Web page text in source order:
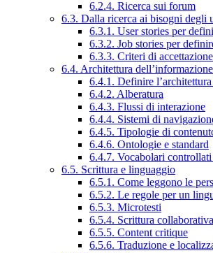
6.2.4. Ricerca sui forum
6.3. Dalla ricerca ai bisogni degli
6.3.1. User stories per
6.3.2. Job stories per
6.3.3. Criteri di accettazione
6.4. Architettura dell’informazione
6.4.1. Definire
6.4.2. Alberatura
6.4.3. Flussi di interazione
6.4.4. Sistemi di
6.4.5. Tipologie di
6.4.6. Ontologie e standard
6.4.7. Vocabolari controllati
6.5. Scrittura e linguaggio
6.5.1. Come leggono le
6.5.2. Le regole per un
6.5.3. Microtesti
6.5.4. Scrittura collaborativa
6.5.5. Content critique
6.5.6. Traduzione e